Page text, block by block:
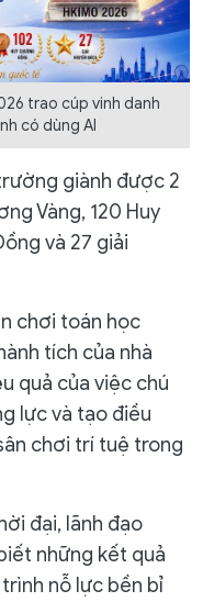
trao cúp vinh danh
có dùng AI
giành được 2
Vàng, 120 Huy
và 27 giải
chơi toán học
tích của nhà
quả của việc chú
lực và tạo điều
chơi trí tuệ trong
đại, lãnh đạo
những kết quả
nỗ lực bền bỉ